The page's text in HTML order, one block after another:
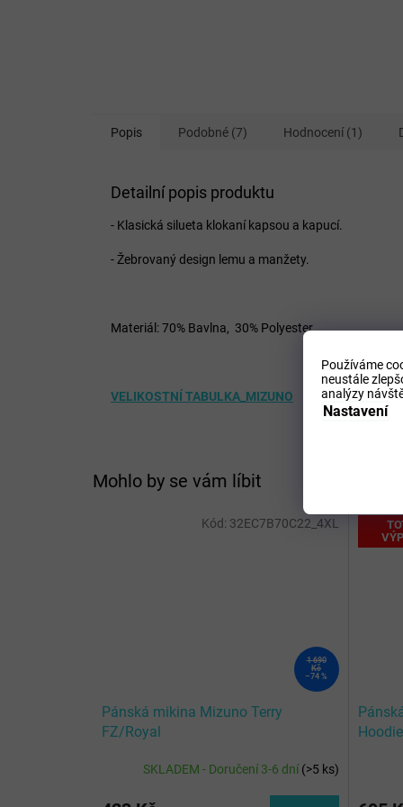
Používáme
neustále
analýzy
Nastavení
Mohlo by se vám líbit
1 690
Kč
–74 %
Pánská mikina Mizuno Terry
FZ/Royal
SKLADEM - Doručení 3-6 dní(>5 ks)
Kód: 32EC7B70C22_4XL
Popis Podobné (7) Hodnocení (1)
Detailní popis produktu
- Klasická silueta klokaní kapsou a kapucí.
- Žebrovaný design lemu a manžety.
Materiál: 70% Bavlna, 30% Polyester
VELIKOSTNÍ TABULKA_MIZUNO